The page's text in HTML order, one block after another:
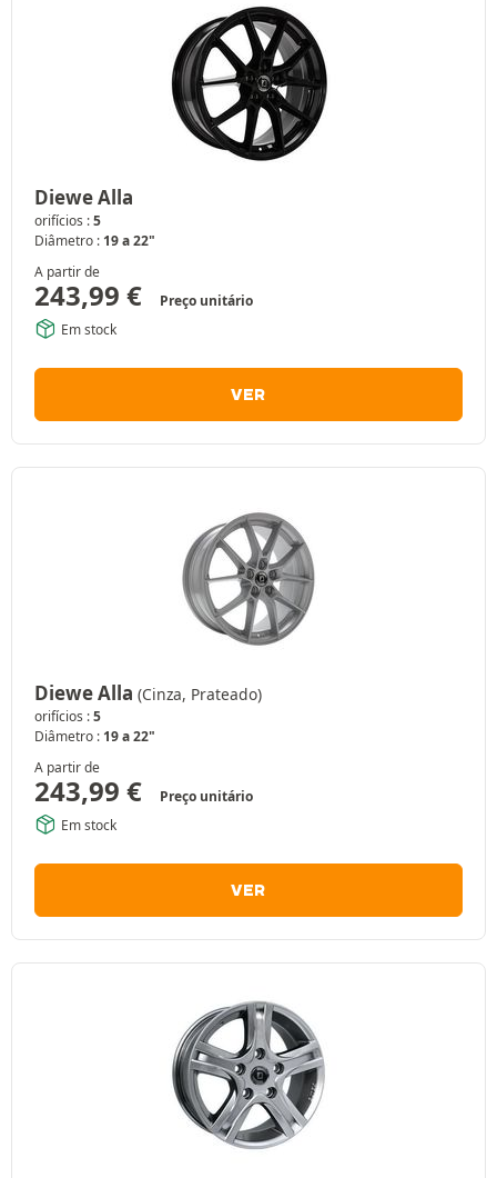
Diewe Alla
orifícios :5
Diâmetro : 19 a 22"
A partir de
243,99 €
Preço unitário
Em stock
VER
Diewe Alla (Cinza, Prateado)
orifícios :5
Diâmetro : 19 a 22"
A partir de
243,99 €
Preço unitário
Em stock
VER